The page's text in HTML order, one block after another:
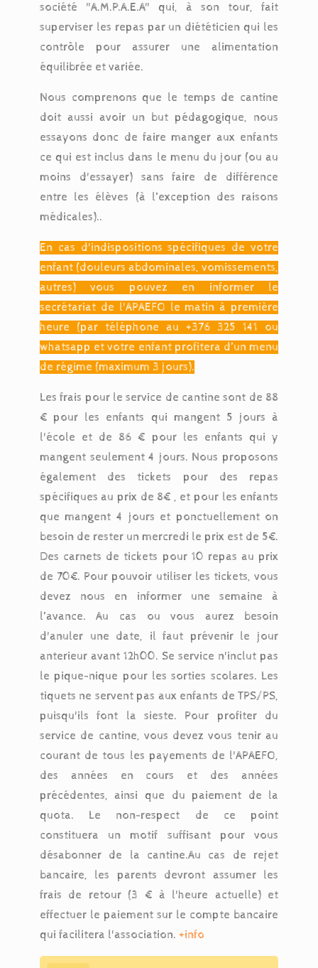
société "A.M.P.A.E.A" qui, à son tour, fait
superviser les repas par un diététicien qui les
contrôle pour assurer une alimentation
équilibrée et variée.
Nous comprenons que le temps de cantine
doit aussi avoir un but pédagogique, nous
essayons donc de faire manger aux enfants
ce qui est inclus dans le menu du jour (ou au
moins d'essayer) sans faire de différence
entre les élèves (à l’exception des raisons
médicales)..
En cas d'indispositions spécifiques de votre
enfant (douleurs abdominales, vomissements,
autres) vous pouvez en informer le
secrétariat de l'APAEFO le matin à première
heure (par téléphone au +376 325 141 ou
whatsapp et votre enfant profitera d’un menu
de régime (maximum 3 jours).
Les frais pour le service de cantine sont de 88
€ pour les enfants qui mangent 5 jours à
l'école et de 86 € pour les enfants qui y
mangent seulement 4 jours. Nous proposons
également des tickets pour des repas
spécifiques au prix de 8€ , et pour les enfants
que mangent 4 jours et ponctuellement on
besoin de rester un mercredi le prix est de 5€.
Des carnets de tickets pour 10 repas au prix
de 70€. Pour pouvoir utiliser les tickets, vous
devez nous en informer une semaine à
l’avance. Au cas ou vous aurez besoin
d'anuler une date, il faut prévenir le jour
anterieur avant 12h00. Se service n'inclut pas
le pique-nique pour les sorties scolares. Les
tiquets ne servent pas aux enfants de TPS/PS,
puisqu'ils font la sieste. Pour profiter du
service de cantine, vous devez vous tenir au
courant de tous les payements de l'APAEFO,
des années en cours et des années
précédentes, ainsi que du paiement de la
quota. Le non-respect de ce point
constituera un motif suffisant pour vous
désabonner de la cantine.Au cas de rejet
bancaire, les parents devront assumer les
frais de retour (3 € à l'heure actuelle) et
effectuer le paiement sur le compte bancaire
qui facilitera l'association. +info